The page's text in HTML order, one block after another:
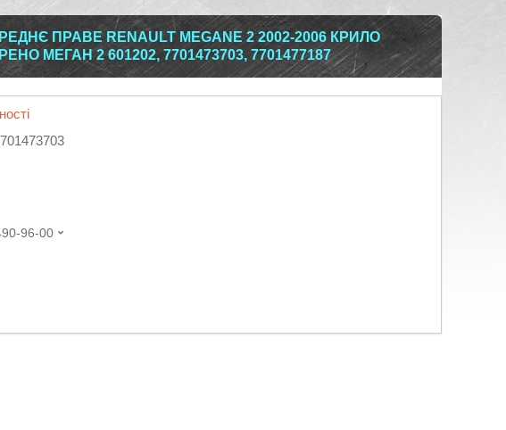
ПРАВЕ RENAULT MEGANE 2 2002-2006 КРИЛО
МЕГАН 2 601202, 7701473703, 7701477187
96-00